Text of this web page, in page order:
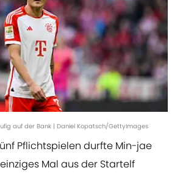
auf der Bank | Daniel Kopatsch/GettyImages
Pflichtspielen durfte Min-jae
Mal aus der Startelf